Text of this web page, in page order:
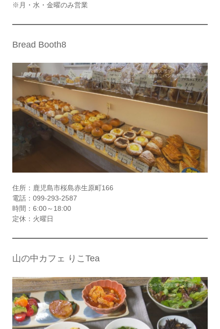
※月・水・金曜のみ営業
Bread Booth8
住所：鹿児島市桜島赤生原町166
電話：099-293-2587
時間：6:00～18:00
定休：火曜日
山の中カフェ りこTea